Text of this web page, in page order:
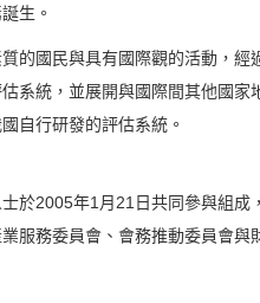
生。
的國民與具有國際觀的活動，經
系統，並展開與國際間其他國
自行研發的評估系統。
於2005年1月21日共同參與組
服務委員會、會務推動委員會